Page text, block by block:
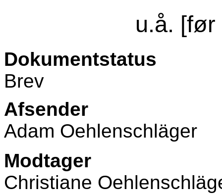
u.å.
Dokumentstatus
Brev
Afsender
Adam Oehlenschläger
Modtager
Christiane